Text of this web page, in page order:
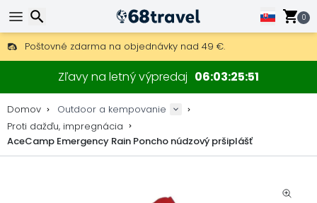
0
Poštovné zdarma na objednávky nad 49 €.
30 dní na vrátenie, 90 dní na drevené mapy a dekorácie.
Najlepšie ceny na outdoor vybavenie a doplnky.
Zľavy na letný výpredaj 06 03 25 51
Domov
Outdoor a kempovanie
Proti dažďu, impregnácia
AceCamp Emergency Rain Poncho núdzový pršiplášť
Hľadať
Hľadať